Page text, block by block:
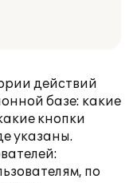
действий
базе: какие
кнопки
указаны.
по